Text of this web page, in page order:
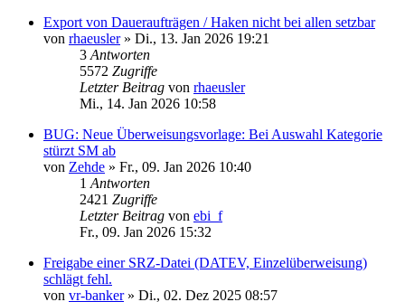
Export von Daueraufträgen / Haken nicht bei allen setzbar
von rhaeusler» Di., 13. Jan 2026 19:21
3 Antworten
5572 Zugriffe
Letzter Beitrag von rhaeusler
Mi., 14. Jan 2026 10:58
BUG: Neue Überweisungsvorlage: Bei Auswahl Kategorie
stürzt SM ab
von Zehde » Fr., 09. Jan 2026 10:40
1 Antworten
2421 Zugriffe
Letzter Beitrag von ebi_f
Fr., 09. Jan 2026 15:32
Freigabe einer SRZ-Datei (DATEV, Einzelüberweisung)
schlägt fehl.
von vr-banker» Di., 02. Dez 2025 08:57